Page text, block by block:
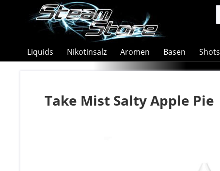
Liquids Nikotinsalz Aromen Basen Shots
Take Mist Salty Apple Pie